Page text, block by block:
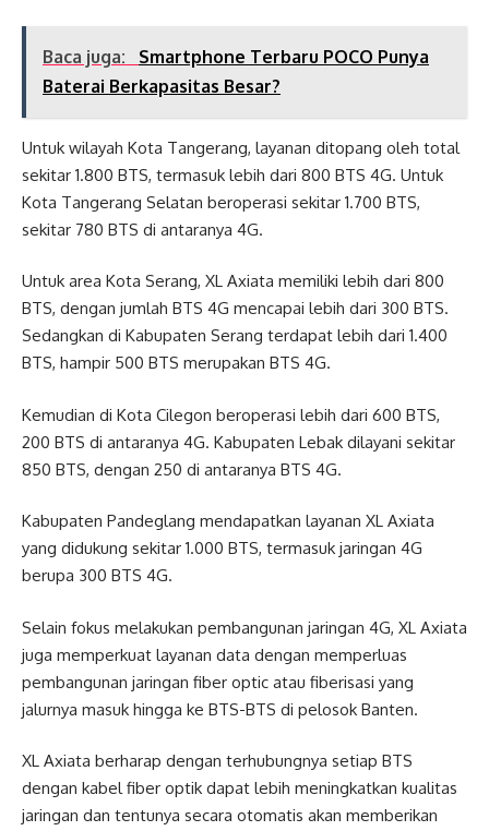
Baca juga:
Smartphone Terbaru POCO Punya
Baterai Berkapasitas Besar?
Untuk wilayah Kota Tangerang, layanan ditopang oleh total
sekitar 1.800 BTS, termasuk lebih dari 800 BTS 4G. Untuk
Kota Tangerang Selatan beroperasi sekitar 1.700 BTS,
sekitar 780 BTS di antaranya 4G.
Untuk area Kota Serang, XL Axiata memiliki lebih dari 800
BTS, dengan jumlah BTS 4G mencapai lebih dari 300 BTS.
Sedangkan di Kabupaten Serang terdapat lebih dari 1.400
BTS, hampir 500 BTS merupakan BTS 4G.
Kemudian di Kota Cilegon beroperasi lebih dari 600 BTS,
200 BTS di antaranya 4G. Kabupaten Lebak dilayani sekitar
850 BTS, dengan 250 di antaranya BTS 4G.
Kabupaten Pandeglang mendapatkan layanan XL Axiata
yang didukung sekitar 1.000 BTS, termasuk jaringan 4G
berupa 300 BTS 4G.
Selain fokus melakukan pembangunan jaringan 4G, XL Axiata
juga memperkuat layanan data dengan memperluas
pembangunan jaringan fiber optic atau fiberisasi yang
jalurnya masuk hingga ke BTS-BTS di pelosok Banten.
XL Axiata berharap dengan terhubungnya setiap BTS
dengan kabel fiber optik dapat lebih meningkatkan kualitas
jaringan dan tentunya secara otomatis akan memberikan